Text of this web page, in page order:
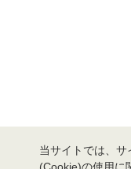
当サイトでは、